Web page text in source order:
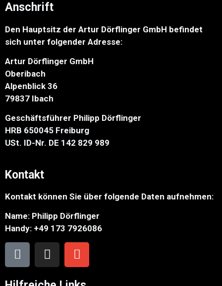
Anschrift
Den Hauptsitz der Artur Dörflinger GmbH befindet
sich unter folgender Adresse:
Artur Dörflinger GmbH
Oberibach
Alpenblick 36
79837 Ibach
Geschäftsführer Philipp Dörflinger
HRB 650045 Freiburg
USt. ID-Nr. DE 142 829 989
Kontakt
Kontakt können Sie über folgende Daten aufnehmen:
Name: Philipp Dörflinger
Handy: +49 173 7926086